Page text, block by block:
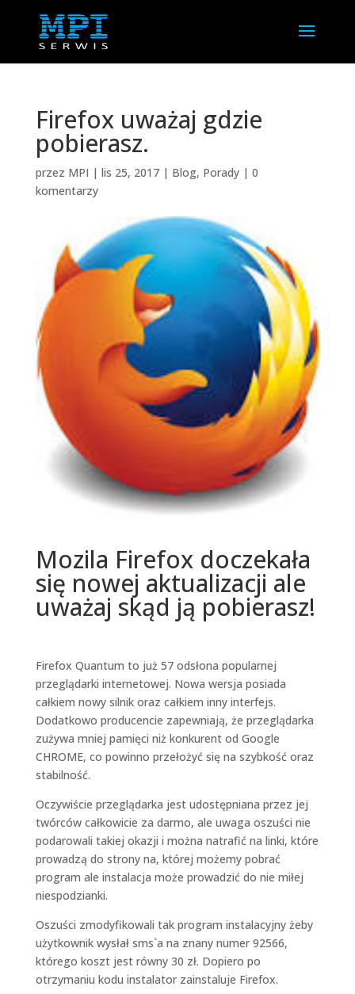
Firefox uważaj gdzie
pobierasz.
przez MPI | lis 25, 2017| Blog, Porady| 0
komentarzy
Mozila Firefox doczekała
się nowej aktualizacji ale
uważaj skąd ją pobierasz!
Firefox Quantum to już 57 odsłona popularnej
przeglądarki internetowej. Nowa wersja posiada
całkiem nowy silnik oraz całkiem inny interfejs.
Dodatkowo producencie zapewniają, że przeglądarka
zużywa mniej pamięci niż konkurent od Google
CHROME, co powinno przełożyć się na szybkość oraz
stabilność.
Oczywiście przeglądarka jest udostępniana przez jej
twórców całkowicie za darmo, ale uwaga oszuści nie
podarowali takiej okazji i można natrafić na linki, które
prowadzą do strony na, której możemy pobrać
program ale instalacja może prowadzić do nie miłej
niespodzianki.
Oszuści zmodyfikowali tak program instalacyjny żeby
użytkownik wysłał sms`a na znany numer 92566,
którego koszt jest równy 30 zł. Dopiero po
otrzymaniu kodu instalator zainstaluje Firefox.